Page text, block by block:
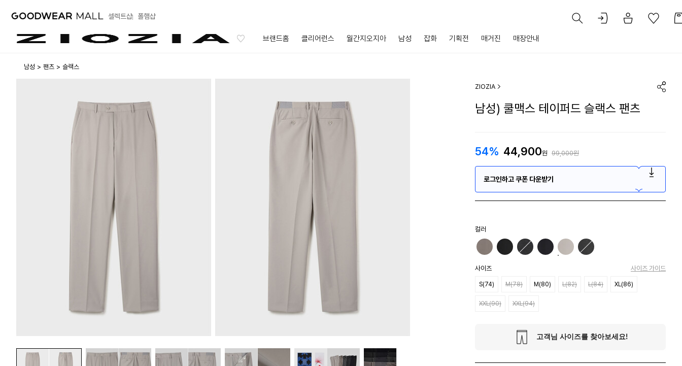
셀렉트샵 폴햄샵
브랜드홈 클리어런스 월간지오지아 남성 잡화 기획전 매거진 매장안내
남성 팬츠 슬랙스
ZIOZIA
남성) 쿨맥스 테이퍼드 슬랙스 팬츠
54% 44,900원 99,000원
로그인하고 쿠폰 다운받기
컬러
사이즈 사이즈 가이드
S(74) M(78) M(80) L(82) L(84) XL(86)
XXL(90) XXL(94)